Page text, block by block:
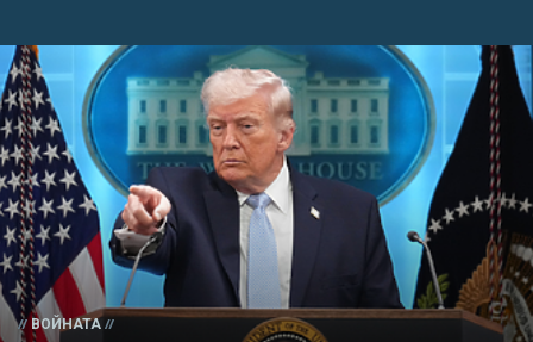
ВОЙНАТА